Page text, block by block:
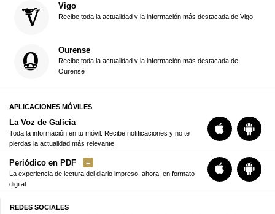
Vigo
Recibe toda la actualidad y la información más destacada de Vigo
Ourense
Recibe toda la actualidad y la información más destacada de
Ourense
APLICACIONES MÓVILES
La Voz de Galicia
Toda la información en tu móvil. Recibe notificaciones y no te
pierdas la actualidad más relevante
Periódico en PDF
La experiencia de lectura del diario impreso, ahora, en formato
digital
REDES SOCIALES